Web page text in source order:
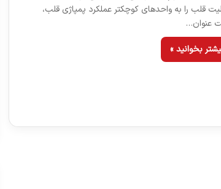
قلب را به واحدهای کوچکتر عملکرد پمپاژی قلب،
عنوان…
بخوانید »